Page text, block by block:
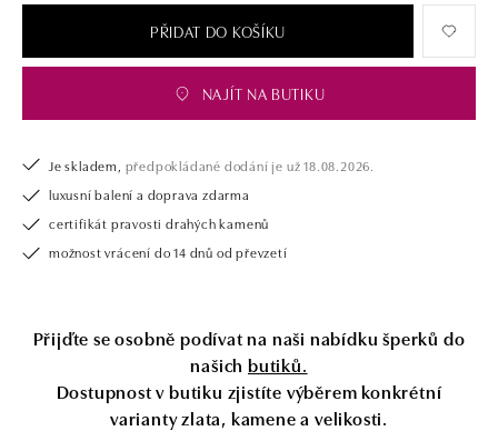
PŘIDAT DO KOŠÍKU
NAJÍT NA BUTIKU
Je skladem, předpokládané dodání je už 18.08.2026.
luxusní balení a doprava zdarma
certifikát pravosti drahých kamenů
možnost vrácení do 14 dnů od převzetí
Přijďte se osobně podívat na naši nabídku šperků do
našich butiků.
Dostupnost v butiku zjistíte výběrem konkrétní
varianty zlata, kamene a velikosti.